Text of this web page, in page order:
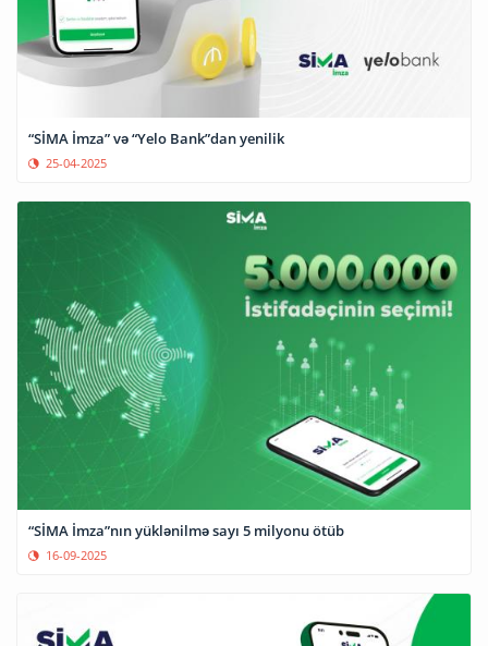
“SİMA İmza” və “Yelo Bank”dan yenilik
25-04-2025
“SİMA İmza”nın yüklənilmə sayı 5 milyonu ötüb
16-09-2025